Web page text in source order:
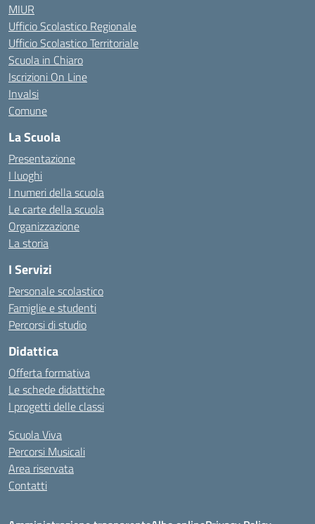
MIUR
Ufficio Scolastico Regionale
Ufficio Scolastico Territoriale
Scuola in Chiaro
Iscrizioni On Line
Invalsi
Comune
La Scuola
Presentazione
I luoghi
I numeri della scuola
Le carte della scuola
Organizzazione
La storia
I Servizi
Personale scolastico
Famiglie e studenti
Percorsi di studio
Didattica
Offerta formativa
Le schede didattiche
I progetti delle classi
Scuola Viva
Percorsi Musicali
Area riservata
Contatti